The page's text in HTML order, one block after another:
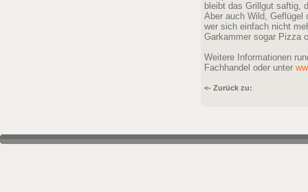
bleibt das Grillgut saftig,
Aber auch Wild, Geflügel
wer sich einfach nicht
Garkammer sogar Pizza
Weitere Informationen
Fachhandel oder unter
<- Zurück zu: